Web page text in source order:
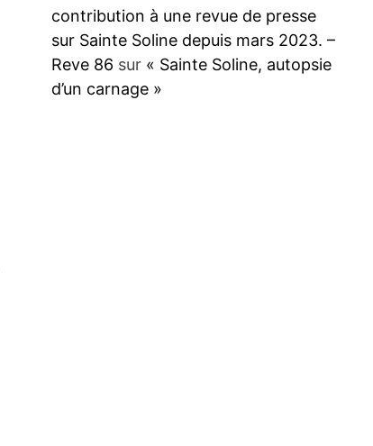
contribution à une revue de presse
sur Sainte Soline depuis mars 2023. –
Reve 86 sur « Sainte Soline, autopsie
d’un carnage »